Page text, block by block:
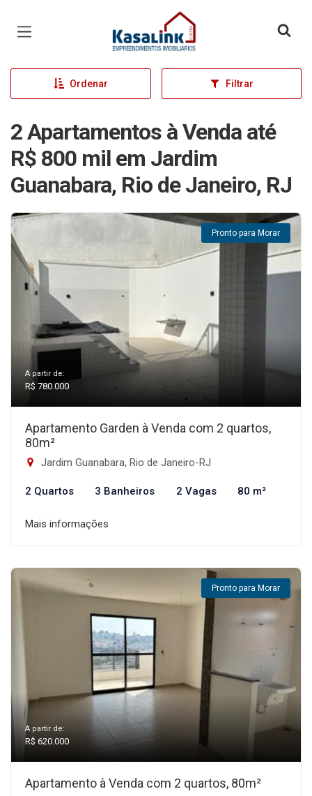
Página inicial
Ordenar Filtrar
2 Apartamentos à Venda até
R$ 800 mil em Jardim
Guanabara, Rio de Janeiro, RJ
Pronto para Morar
A partir de:
R$ 780.000
Apartamento Garden à Venda com 2 quartos,
80m²
Jardim Guanabara, Rio de Janeiro-RJ
2 Quartos 3 Banheiros 2 Vagas 80 m²
Mais informações
Pronto para Morar
A partir de:
R$ 620.000
Apartamento à Venda com 2 quartos, 80m²